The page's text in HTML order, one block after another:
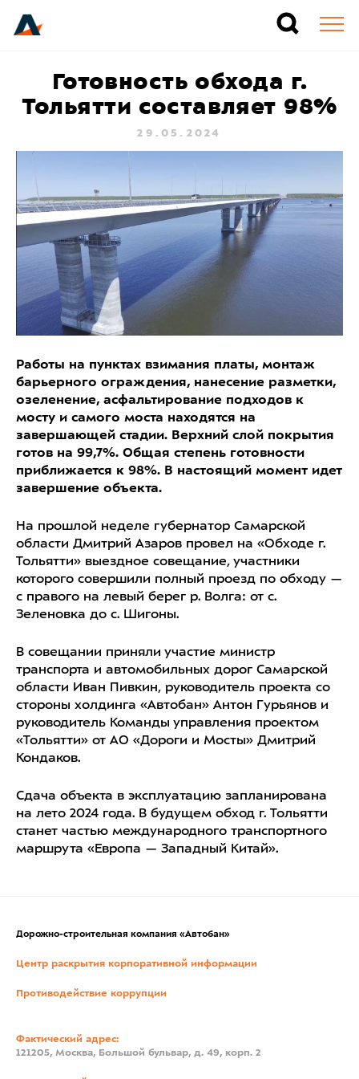
Готовность обхода г.
Тольятти составляет 98%
29.05.2024
Работы на пунктах взимания платы, монтаж
барьерного ограждения, нанесение разметки,
озеленение, асфальтирование подходов к
мосту и самого моста находятся на
завершающей стадии. Верхний слой покрытия
готов на 99,7%. Общая степень готовности
приближается к 98%. В настоящий момент идет
завершение объекта.
На прошлой неделе губернатор Самарской
области Дмитрий Азаров провел на «Обходе г.
Тольятти» выездное совещание, участники
которого совершили полный проезд по обходу —
с правого на левый берег р. Волга: от с.
Зеленовка до с. Шигоны.
В совещании приняли участие министр
транспорта и автомобильных дорог Самарской
области Иван Пивкин, руководитель проекта со
стороны холдинга «Автобан» Антон Гурьянов и
руководитель Команды управления проектом
«Тольятти» от АО «Дороги и Мосты» Дмитрий
Кондаков.
Сдача объекта в эксплуатацию запланирована
на лето 2024 года. В будущем обход г. Тольятти
станет частью международного транспортного
маршрута «Европа — Западный Китай».
Дорожно-строительная компания «Автобан»
Центр раскрытия корпоративной информации
Противодействие коррупции
Фактический адрес:
121205, Москва, Большой бульвар, д. 49, корп. 2